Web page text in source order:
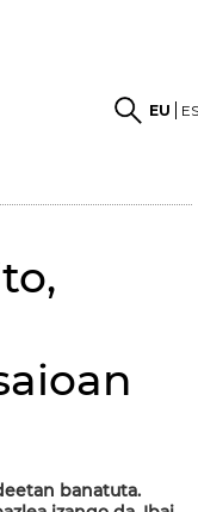
EU
banatuta.